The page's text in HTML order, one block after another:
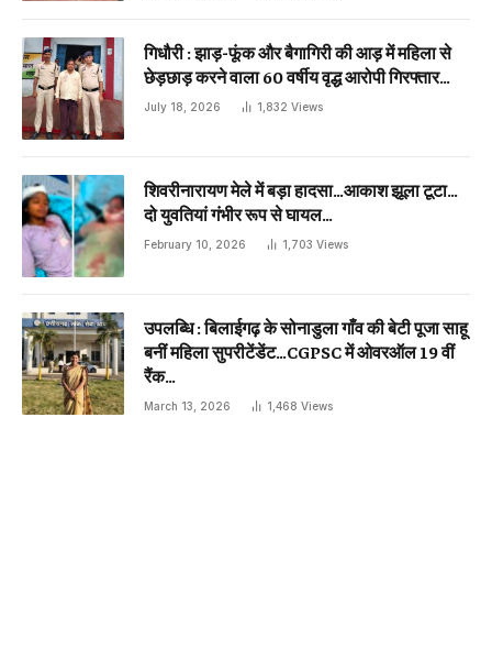
गिधौरी : झाड़-फूंक और बैगागिरी की आड़ में महिला से
छेड़छाड़ करने वाला 60 वर्षीय वृद्ध आरोपी गिरफ्तार…
July 18, 2026 1,832 Views
शिवरीनारायण मेले में बड़ा हादसा…आकाश झूला टूटा…
दो युवतियां गंभीर रूप से घायल…
February 10, 2026 1,703 Views
उपलब्धि : बिलाईगढ़ के सोनाडुला गाँव की बेटी पूजा साहू
बनीं महिला सुपरीटेंडेंट…CGPSC में ओवरऑल 19 वीं
रैंक…
March 13, 2026 1,468 Views